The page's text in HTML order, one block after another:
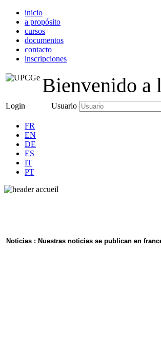
inicio
a propósito
cursos
documentos
contacto
inscripciones
Bienvenido a
Login Usuario
FR
EN
DE
ES
IT
PT
Noticias : Nuestras noticias se publican en